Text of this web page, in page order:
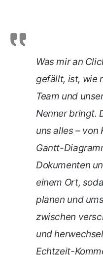
Was mir an
gefällt, ist, wie
Team und
Nenner bringt.
uns alles – von
Gantt-
Dokumenten
einem Ort,
planen und
zwischen
und
Echtzeit-